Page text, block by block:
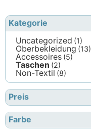
Kategorie
Uncategorized (1)
Oberbekleidung (13)
Accessoires (5)
Taschen (2)
Non-Textil (8)
Preis
Farbe